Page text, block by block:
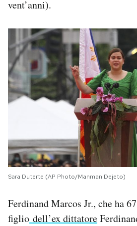
vent’anni).
Sara Duterte (AP Photo/Manman Dejeto)
Ferdinand Marcos Jr., che ha
figlio dell’ex dittatore